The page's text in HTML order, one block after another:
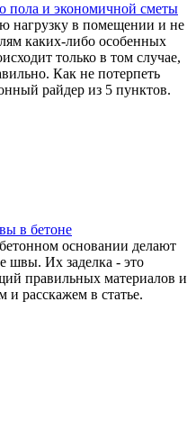
пола и экономичной сметы
нагрузку в помещении и не
каких-либо особенных
только в том случае,
Как не потерпеть
райдер из 5 пунктов.
в бетоне
основании делают
швы. Их заделка - это
правильных материалов и
расскажем в статье.